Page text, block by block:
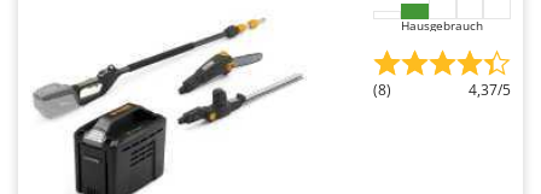
Smeg
Snapper
Solidur
Spice Electronics
Hausgebrauch
(8) 4,37/5